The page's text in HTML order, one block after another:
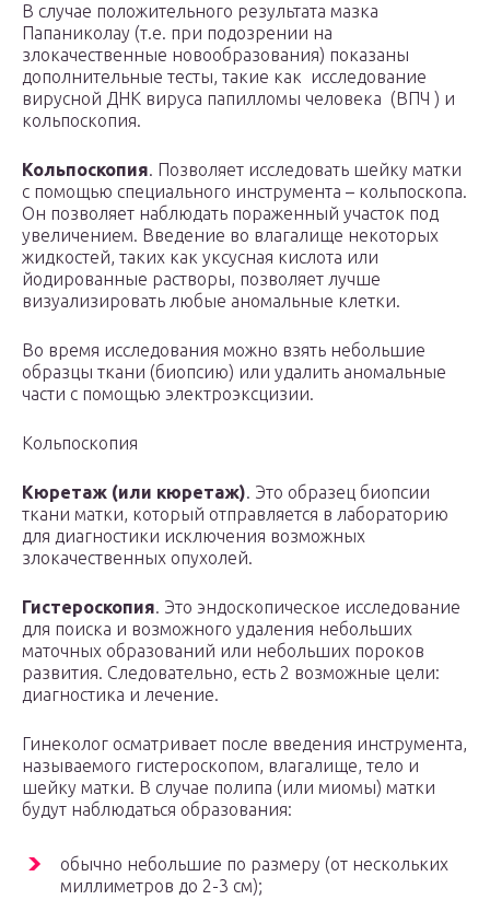
В случае положительного результата мазка
Папаниколау (т.е. при подозрении на
злокачественные новообразования) показаны
дополнительные тесты, такие как исследование
вирусной ДНК вируса папилломы человека (ВПЧ ) и
кольпоскопия.
Кольпоскопия. Позволяет исследовать шейку матки
с помощью специального инструмента – кольпоскопа.
Он позволяет наблюдать пораженный участок под
увеличением. Введение во влагалище некоторых
жидкостей, таких как уксусная кислота или
йодированные растворы, позволяет лучше
визуализировать любые аномальные клетки.
Во время исследования можно взять небольшие
образцы ткани (биопсию) или удалить аномальные
части с помощью электроэксцизии.
Кольпоскопия
Кюретаж (или кюретаж). Это образец биопсии
ткани матки, который отправляется в лабораторию
для диагностики исключения возможных
злокачественных опухолей.
Гистероскопия. Это эндоскопическое исследование
для поиска и возможного удаления небольших
маточных образований или небольших пороков
развития. Следовательно, есть 2 возможные цели:
диагностика и лечение.
Гинеколог осматривает после введения инструмента,
называемого гистероскопом, влагалище, тело и
шейку матки. В случае полипа (или миомы) матки
будут наблюдаться образования:
обычно небольшие по размеру (от нескольких
миллиметров до 2-3 см);